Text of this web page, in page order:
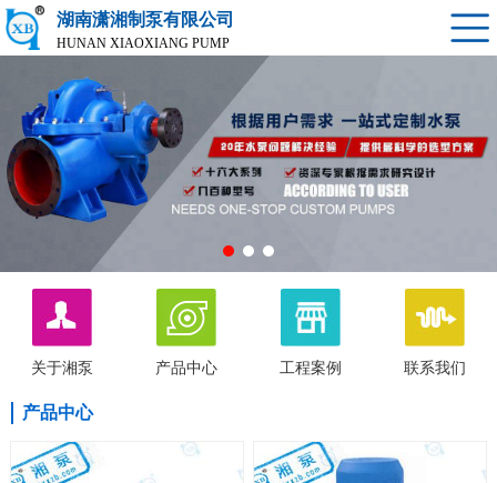
湖南潇湘制泵有限公司
HUNAN XIAOXIANG PUMP
关于湘泵 产品中心 工程案例 联系我们
产品中心